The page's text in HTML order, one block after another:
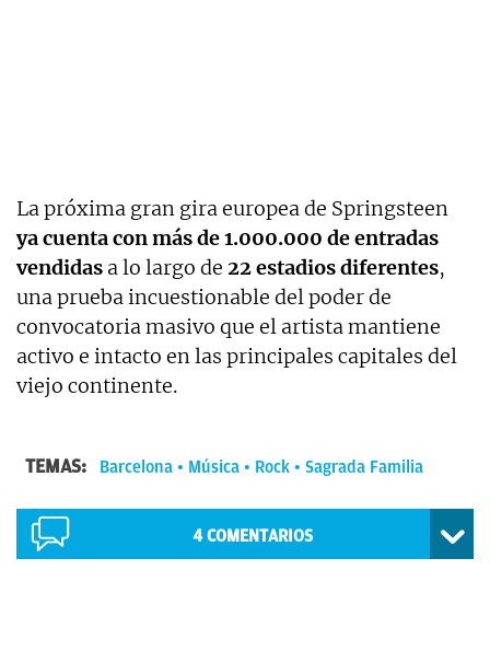
La próxima gran gira europea de Springsteen
ya cuenta con más de 1.000.000 de entradas
vendidas a lo largo de 22 estadios diferentes,
una prueba incuestionable del poder de
convocatoria masivo que el artista mantiene
activo e intacto en las principales capitales del
viejo continente.
TEMAS: Barcelona Música Rock Sagrada Familia
4COMENTARIOS